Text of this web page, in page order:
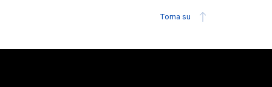
Torna su